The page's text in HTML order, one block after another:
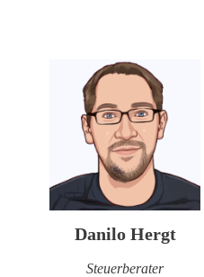
Danilo Hergt
Steuerberater